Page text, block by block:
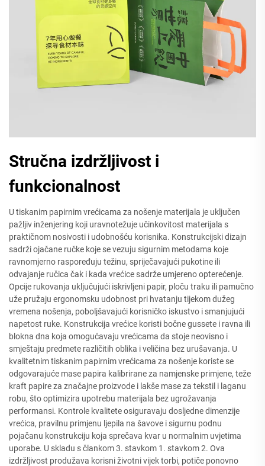
Stručna izdržljivost i
funkcionalnost
U tiskanim papirnim vrećicama za nošenje materijala je uključen
pažljiv inženjering koji uravnotežuje učinkovitost materijala s
praktičnom nosivosti i udobnošću korisnika. Konstrukcijski dizajn
sadrži ojačane ručke koje se vezuju sigurnim metodama koje
ravnomjerno raspoređuju težinu, spriječavajući pukotine ili
odvajanje ručica čak i kada vrećice sadrže umjereno opterećenje.
Opcije rukovanja uključujući iskrivljeni papir, ploču traku ili pamučno
uže pružaju ergonomsku udobnost pri hvatanju tijekom dužeg
vremena nošenja, poboljšavajući korisničko iskustvo i smanjujući
napetost ruke. Konstrukcija vrećice koristi bočne gussete i ravna ili
blokna dna koja omogućavaju vrećicama da stoje neovisno i
smještaju predmete različitih oblika i veličina bez urušavanja. U
kvalitetnim tiskanim papirnim vrećicama za nošenje koriste se
odgovarajuće mase papira kalibrirane za namjenske primjene, teže
kraft papire za značajne proizvode i lakše mase za tekstil i laganu
robu, što optimizira upotrebu materijala bez ugrožavanja
performansi. Kontrole kvalitete osiguravaju dosljedne dimenzije
vrećica, pravilnu primjenu ljepila na šavove i sigurnu podnu
pojačanu konstrukciju koja sprečava kvar u normalnim uvjetima
uporabe. U skladu s člankom 3. stavkom 1. stavkom 2. Ova
izdržljivost produžava korisni životni vijek torbi, potiče ponovno